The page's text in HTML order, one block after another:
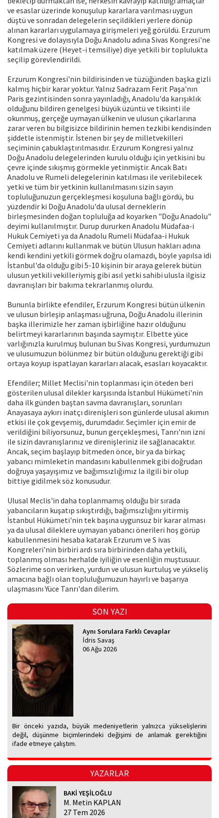
ve esaslar üzerinde konuşulup kararlara varılması uygun
düştü ve sonradan delegelerin seçildikleri yerlere dönüp
alınan kararları uygulamaya girişmeleri yeğ görüldü. Erzurum
Kongresi ve dolayısıyla Doğu Anadolu adına Sivas Kongresi'ne
katılmak üzere (Heyet-i temsiliye) diye yetkili bir toplulukta
seçilip görevlendirildi.
Erzurum Kongresi'nin bildirisinden ve tüzüğünden başka gizli
kalmış hiçbir karar yoktur. Yalnız Sadrazam Ferit Paşa'nın
Paris gezintisinden sonra yayınladığı, Anadolu'da karışıklık
olduğunu bildiren genelgesi büyük üzüntü ve tiksinti ile
okunmuş, gerçeğe uymayan ülkenin ve ulusun çıkarlarına
zarar veren bu bilgisizce bildirinin hemen tezkibi kendisinden
şiddetle istenmiştir. İstenen bir şey de milletvekilleri
seçiminin çabuklaştırılmasıdır. Erzurum Kongresi yalnız
Doğu Anadolu delegelerinden kurulu olduğu için yetkisini bu
çevre içinde sıkışmış görmekle yetinmiştir. Ancak Batı
Anadolu ve Rumeli delegelerinin katılması ile verilebilecek
yetki ve tüm bir yetkinin kullanılmasını sizin sayın
topluluğunuzun gerçekleşmesi koşuluna bağlı gördü, bu
yüzdendir ki Doğu Anadolu'da ulusal derneklerin
birleşmesinden doğan topluluğa ad koyarken "Doğu Anadolu"
deyimi kullanılmıştır. Durup dururken Anadolu Müdafaa-i
Hukuk Cemiyeti ya da Anadolu Rumeli Müdafaa-i Hukuk
Cemiyeti adlarını kullanmak ve bütün Ulusun hakları adına
kendi kendini yetkili görmek doğru olamazdı, böyle yapılsa idi
İstanbul'da olduğu gibi 5-10 kişinin bir araya gelerek bütün
ulusun yetkili vekilleriymiş gibi asıl yetki sahibi ulusla ilgisiz
davranışları bir bakıma tekrarlanmış olurdu.
Bununla birlikte efendiler, Erzurum Kongresi bütün ülkenin
ve ulusun birleşip anlaşması uğruna, Doğu Anadolu illerinin
başka illerimizle her zaman işbirliğine hazır olduğunu
belirtmeyi kararlarının başında saymıştır. Elbette yüce
varlığınızla kurulmuş bulunan bu Sivas Kongresi, yurdumuzun
ve ulusumuzun bölünmez bir bütün olduğunu gerektiği gibi
ortaya koyup ispatlayan kararları alacak, esasları koyacaktır.
Efendiler; Millet Meclisi'nin toplanması için öteden beri
gösterilen ulusal dilekler karşısında İstanbul Hükümeti'nin
daha ilk günden baştan savma davranışları, sorunları
Anayasaya aykırı inatçı direnişleri son günlerde ulusal akımın
etkisi ile çok gevşemiş, durumdadır. Seçimler için emir de
verildiğini biliyorsunuz, bunun gerçekleşmesi, Tanrı'nın izni
ile sizin davranışlarınız ve direnişleriniz ile sağlanacaktır.
Ancak, seçim başlayıp bitmeden önce, bir ya da birkaç
yabancı mimleketin mandasını kabullenmek gibi doğrudan
doğruya yaşayışımız ve bağımsızlığımız la ilgili bir olup
bittiye gidilmek söz konusudur.
Ulusal Meclis'in daha toplanmamış olduğu bir sırada
yabancıların kuşatıp sıkıştırdığı, bağımsızlığını yitirmiş
İstanbul Hükümeti'nin tek başına uygunsuz bir karar alması
ya da ulusal dileklere uymayan yabancı önerileri hoş görüp
kabullenmesini hesaba katarak Erzurum ve S ivas
Kongreleri'nin birbiri ardı sıra birbirinden daha yetkili,
toplanmış olması herhalde iyiliğin ve esenliğin muştusuur.
Sözlerime son verirken, yurdun ve ulusun kurtuluş ve yükseliş
amacına bağlı olan topluluğumuzun hayırlı ve başarıya
ulaşmasını Yüce Tanrı'dan dilerim.
SON YAZI
Aynı Sorulara Farklı Cevaplar
İdris Savaş
06 Ağu 2026
Bir önceki yazıda, büyük medeniyetlerin yalnızca yükselişlerini
değil, düşünme biçimlerindeki değişimi de anlamak gerektiğini
ifade etmeye çalıştım.
YAZARLAR
BAKİ YEŞİLOĞLU
M. Metin KAPLAN
27 Tem 2026